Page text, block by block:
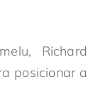
Richard
posicionar a